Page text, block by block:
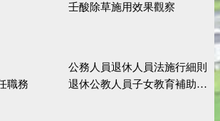
壬酸除草施用效果觀察
公務人員退休人員法施行細則
職務
退休公教人員子女教育補助規定